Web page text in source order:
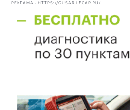
РЕКЛАМА • HTTPS://GUSAR.LECAR.RU/